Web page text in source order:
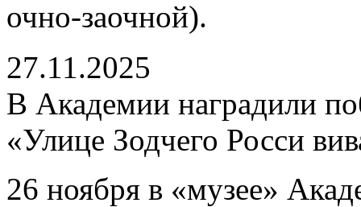
очно-заочной).
27.11.2025
В Академии наградили
«Улице Зодчего Росси
26 ноября в «музее»